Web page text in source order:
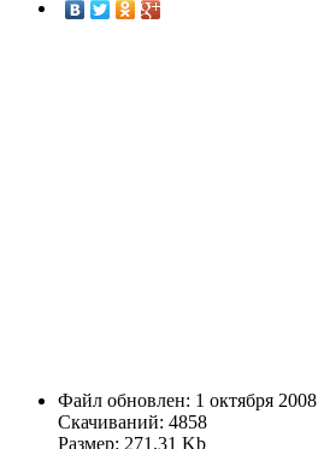
Файл обновлен: 1 октября 2008
Скачиваний: 4858
Размер: 271.31 Kb